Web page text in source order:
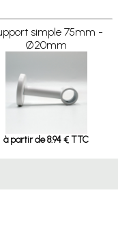
simple 75mm -
Ø20mm
à partir de 8.94 € TTC